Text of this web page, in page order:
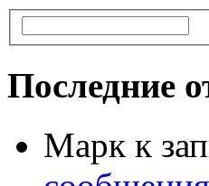
Последние
Марк к